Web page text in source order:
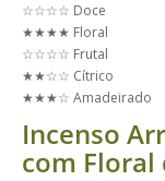
☆☆☆☆ Doce
★★★★ Floral
☆☆☆☆ Frutal
★★☆☆ Cítrico
★★★☆ Amadeirado
Incenso
com Floral